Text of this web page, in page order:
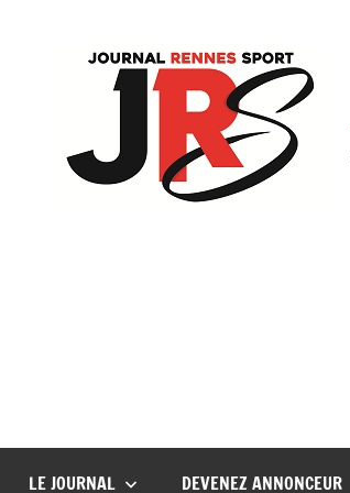
LE JOURNAL DEVENEZ ANNONCEUR